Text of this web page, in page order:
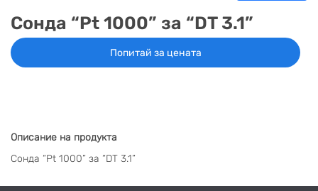
Сонда “Pt 1000” за “DT 3.1”
Попитай за цената
Описание на продукта
Сонда “Pt 1000” за “DT 3.1”